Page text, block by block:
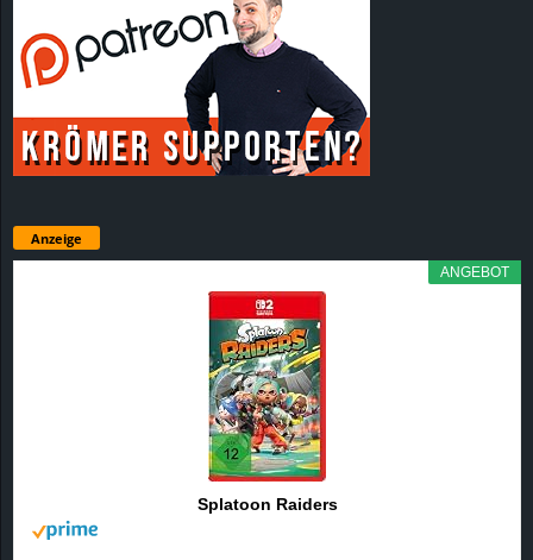
Anzeige
ANGEBOT
Splatoon Raiders